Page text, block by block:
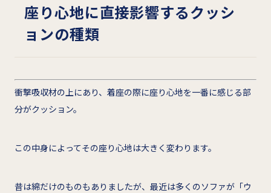
座り心地に直接影響するクッシ
ョンの種類
衝撃吸収材の上にあり、着座の際に座り心地を一番に感じる部
分がクッション。
この中身によってその座り心地は大きく変わります。
昔は綿だけのものもありましたが、最近は多くのソファが「ウ